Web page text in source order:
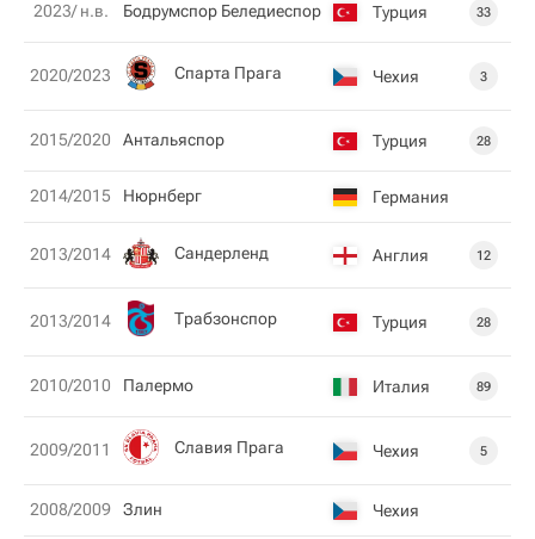
2023/ н.в. Бодрумспор Беледиеспор Турция 33
2020/2023 Спарта Прага Чехия 3
2015/2020 Антальяспор Турция 28
2014/2015 Нюрнберг Германия
2013/2014 Сандерленд Англия 12
2013/2014 Трабзонспор Турция 28
2010/2010 Палермо Италия 89
2009/2011 Славия Прага Чехия 5
2008/2009 Злин Чехия